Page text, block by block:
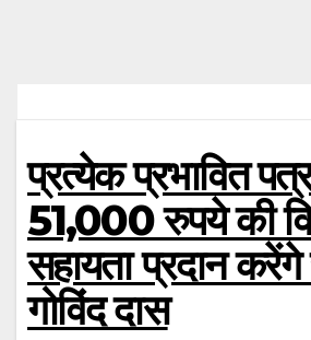
प्रत्येक प्रभावित
51,000 रुपये की
सहायता प्रदान करेंगे
गोविंद दास